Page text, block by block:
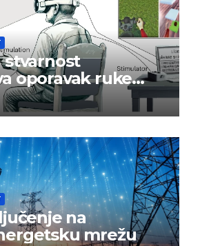
oporavak ruke
udara
na
mrežu